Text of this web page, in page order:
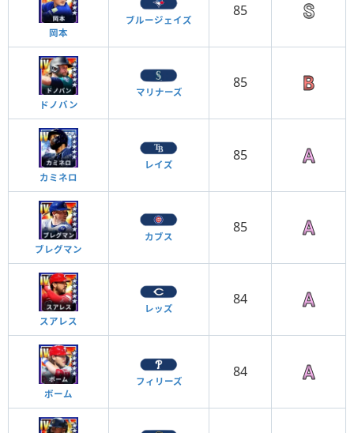
岡本
ブルージェイズ
85
ドノバン
マリナーズ
85
カミネロ
レイズ
85
ブレグマン
カブス
85
スアレス
レッズ
84
ボーム
フィリーズ
84